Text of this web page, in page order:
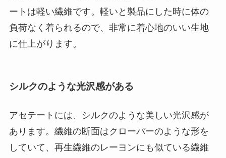
ートは軽い繊維です。軽いと製品にした時に体の
負荷なく着られるので、非常に着心地のいい生地
に仕上がります。
シルクのような光沢感がある
アセテートには、シルクのような美しい光沢感が
あります。繊維の断面はクローバーのような形を
していて、再生繊維のレーヨンにも似ている繊維